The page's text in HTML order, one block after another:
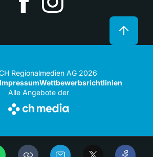
Regionalmedien AG 2026
Wettbewerbsrichtlinien
Alle Angebote der